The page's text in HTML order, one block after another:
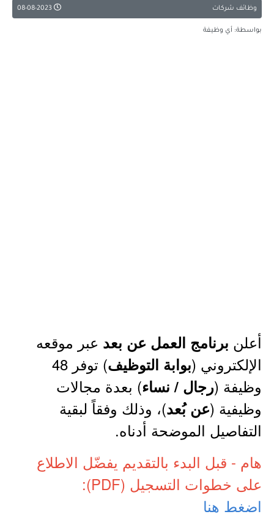
وظائف شركات
بواسطة: أي وظيفة
أعلن برنامج العمل عن بعد عبر موقعه
الإلكتروني (بوابة التوظيف
) توفر 48
وظيفة (رجال / نساء) بعدة مجالات
وظيفية (عن بُعد)، وذلك وفقاً لبقية
التفاصيل الموضحة أدناه.
هام - قبل البدء بالتقديم يفضّل الاطلاع
على خطوات التسجيل (PDF):
اضغط هنا